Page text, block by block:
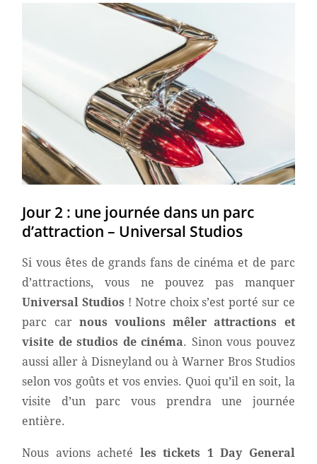
Jour 2 : une journée dans un parc
d’attraction – Universal Studios
Si vous êtes de grands fans de cinéma et de parc
d’attractions, vous ne pouvez pas manquer
Universal Studios ! Notre choix s’est porté sur ce
parc car nous voulions mêler attractions et
visite de studios de cinéma. Sinon vous pouvez
aussi aller à Disneyland ou à Warner Bros Studios
selon vos goûts et vos envies. Quoi qu’il en soit, la
visite d’un parc vous prendra une journée
entière.
Nous avions acheté les tickets 1 Day General